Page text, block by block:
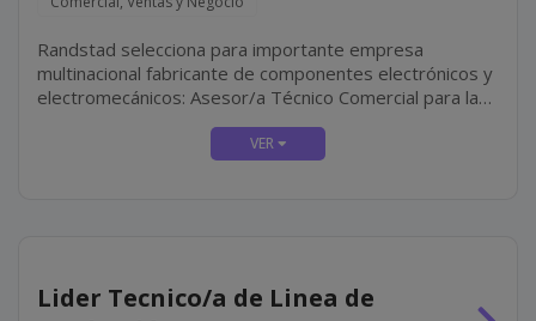
Randstad selecciona para importante empresa
multinacional fabricante de componentes electrónicos y
electromecánicos: Asesor/a Técnico Comercial para la
profesionales con perfil técnico-comercial, motivados...
Lider Tecnico/a de Linea de